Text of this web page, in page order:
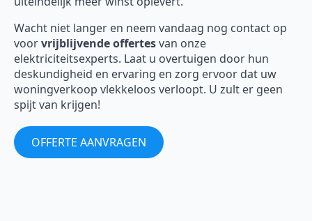
Wacht niet langer en neem vandaag nog contact op
voorvrijblijvende offertesvan onze
elektriciteitsexperts. Laat u overtuigen door hun
deskundigheid en ervaring en zorg ervoor dat uw
woningverkoop vlekkeloos verloopt. U zult er geen
spijt van krijgen!
OFFERTE AANVRAGEN